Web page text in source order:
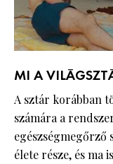
MI A
A sztár korábban
számára a
egészségmegőrző
élete része, és ma